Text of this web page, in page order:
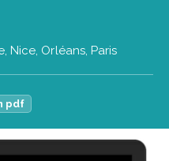
Nice, Orléans, Paris
pdf